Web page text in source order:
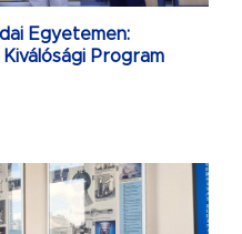
Egyetemen:
Program